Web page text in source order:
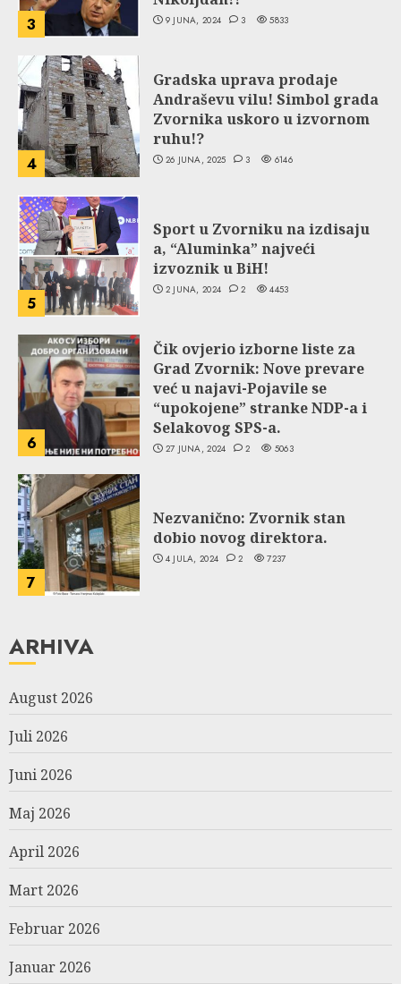
3 9 JUNA, 2024 3 5833
4
Gradska uprava prodaje
Andraševu vilu! Simbol grada
Zvornika uskoro u izvornom
ruhu!?
26 JUNA, 2025 3 6146
5
Sport u Zvorniku na izdisaju
a, “Aluminka” najveći
izvoznik u BiH!
2 JUNA, 2024 2 4453
6
Čik ovjerio izborne liste za
Grad Zvornik: Nove prevare
već u najavi-Pojavile se
“upokojene” stranke NDP-a i
Selakovog SPS-a.
27 JUNA, 2024 2 5063
7
Nezvanično: Zvornik stan
dobio novog direktora.
4 JULA, 2024 2 7237
ARHIVA
August 2026
Juli 2026
Juni 2026
Maj 2026
April 2026
Mart 2026
Februar 2026
Januar 2026